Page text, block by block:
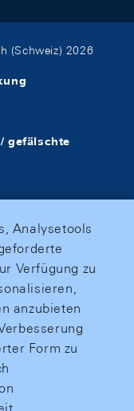
(Schweiz) 2026
gefälschte
Analysetools
Verfügung zu
anzubieten
Form zu